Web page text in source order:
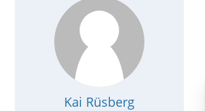
Kai Rüsberg